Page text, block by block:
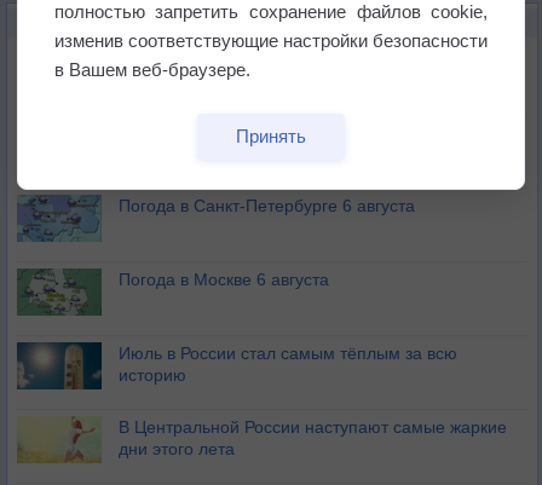
НОВОЕ О ПОГОДЕ
Погода в Екатеринбурге 6 августа
Погода в Краснодаре 6 августа
Погода в Санкт-Петербурге 6 августа
Погода в Москве 6 августа
Июль в России стал самым тёплым за всю
историю
В Центральной России наступают самые жаркие
дни этого лета
полностью запретить сохранение файлов cookie,
изменив соответствующие настройки безопасности
в Вашем веб-браузере.
Принять